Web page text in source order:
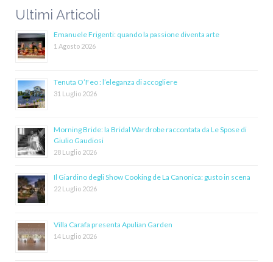
Ultimi Articoli
Emanuele Frigenti: quando la passione diventa arte
1 Agosto 2026
Tenuta O’Feo : l’eleganza di accogliere
31 Luglio 2026
Morning Bride: la Bridal Wardrobe raccontata da Le Spose di
Giulio Gaudiosi
28 Luglio 2026
Il Giardino degli Show Cooking de La Canonica: gusto in scena
22 Luglio 2026
Villa Carafa presenta Apulian Garden
14 Luglio 2026